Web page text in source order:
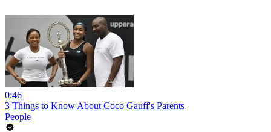
0:46
3 Things to Know About Coco Gauff's Parents
People